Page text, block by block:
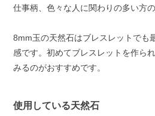
仕事柄、色々な人に関わりの多い方
8mm玉の天然石はブレスレットでも
感です。初めてブレスレットを作ら
みるのがおすすめです。
使用している天然石